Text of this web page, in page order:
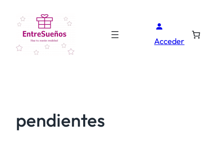
Acceder
pendientes